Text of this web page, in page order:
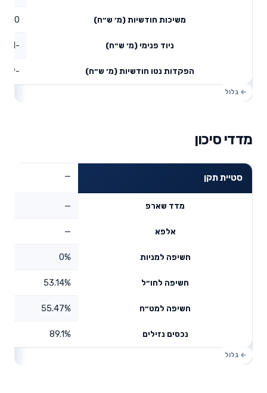
משיכות חודשיות (מ׳ ש״ח) 0
ניוד פנימי (מ׳ ש״ח) -0.31
הפקדות נטו חודשיות (מ׳ ש״ח) -0.29
מדדי סיכון
סטיית תקן —
מדד שארפ —
אלפא —
חשיפה למניות 0%
חשיפה לחו״ל 53.14%
חשיפה למט״ח 55.47%
נכסים נזילים 89.1%